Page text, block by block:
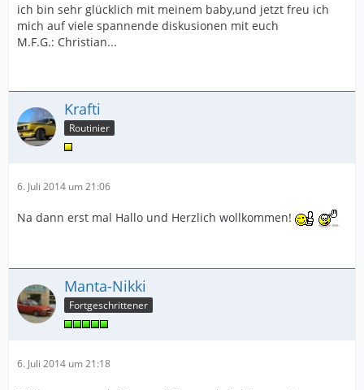
ich bin sehr glücklich mit meinem baby,und jetzt freu ich
mich auf viele spannende diskusionen mit euch
M.F.G.: Christian...
Krafti
Routinier
6. Juli 2014 um 21:06
Na dann erst mal Hallo und Herzlich wollkommen!
Manta-Nikki
Fortgeschrittener
6. Juli 2014 um 21:18